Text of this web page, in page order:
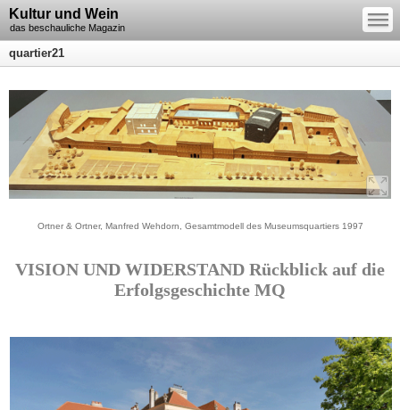
Kultur und Wein
das beschauliche Magazin
—
—
—
quartier21
Ortner & Ortner, Manfred Wehdorn, Gesamtmodell des Museumsquartiers 1997
VISION UND WIDERSTAND Rückblick auf die
Erfolgsgeschichte MQ